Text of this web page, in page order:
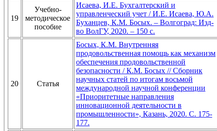
19
Учебно-
методическое
пособие
Исаева, И.Е. Бухгалтерский и
управленческий учет / И.Е. Исаева, Ю.А.
Буханцев, К.М. Босых. – Волгоград: Изд-
во ВолГУ, 2020. – 150 с.
20 Статья
Босых, К.М. Внутренняя
продовольственная помощь как механизм
обеспечения продовольственной
безопасности / К.М. Босых // Сборник
научных статей по итогам восьмой
международной научной конференции
«Приоритетные направления
инновационной деятельности в
промышленности», Казань, 2020. С. 175-
177.